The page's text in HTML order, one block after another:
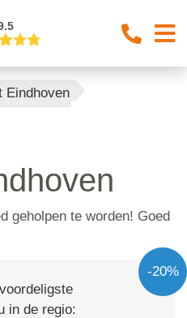
Eindhoven
geholpen te worden! Goed
-20%
in de regio: